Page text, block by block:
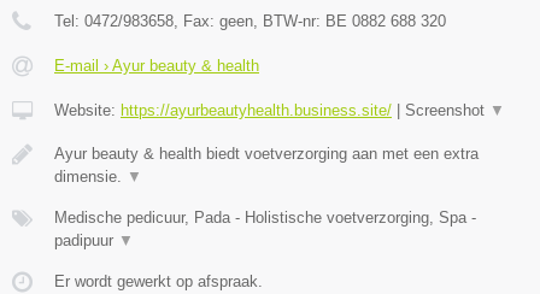
Tel: 0472/983658 , Fax: geen , BTW-nr: BE 0882 688 320
E-mail › Ayur beauty & health
Website: https://ayurbeautyhealth.business.site/ Screenshot ▼
Ayur beauty & health biedt voetverzorging aan met een extra
dimensie.
▼
Medische pedicuur, Pada - Holistische voetverzorging, Spa -
padipuur ▼
Er wordt gewerkt op afspraak.